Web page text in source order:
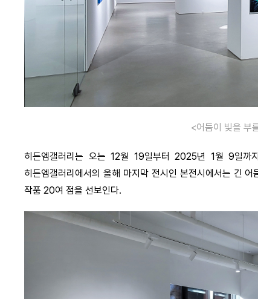
<어둠이 빛을 부
히든엠갤러리는 오는 12월 19일부터 2025년 1월 9일
히든엠갤러리에서의 올해 마지막 전시인 본전시에서는 긴
작품 20여 점을 선보인다.